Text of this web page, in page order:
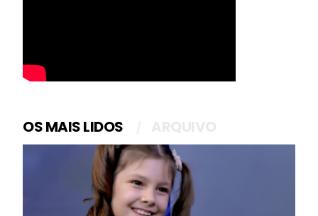
OS MAIS LIDOS